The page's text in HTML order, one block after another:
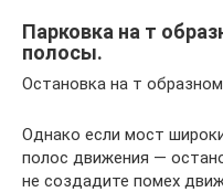
Парковка на т
полосы.
Остановка на т
Однако если мост
полос движения —
не создадите помех